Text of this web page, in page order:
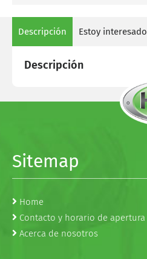
Descripción Estoy interesado
Descripción
Sitemap
Home
Contacto y horario de apertura
Acerca de nosotros